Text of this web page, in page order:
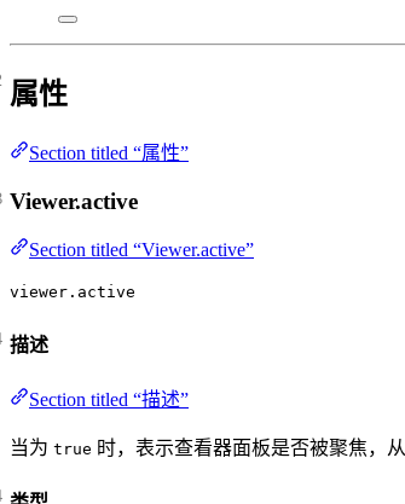
属性
Section titled “属性”
Viewer.active
Section titled “Viewer.active”
viewer.active
描述
Section titled “描述”
当为 true 时，表示查看器面板是否被聚焦，